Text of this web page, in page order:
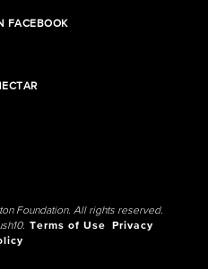
FACEBOOK
Foundation. All rights reserved.
Terms of Use
Privacy